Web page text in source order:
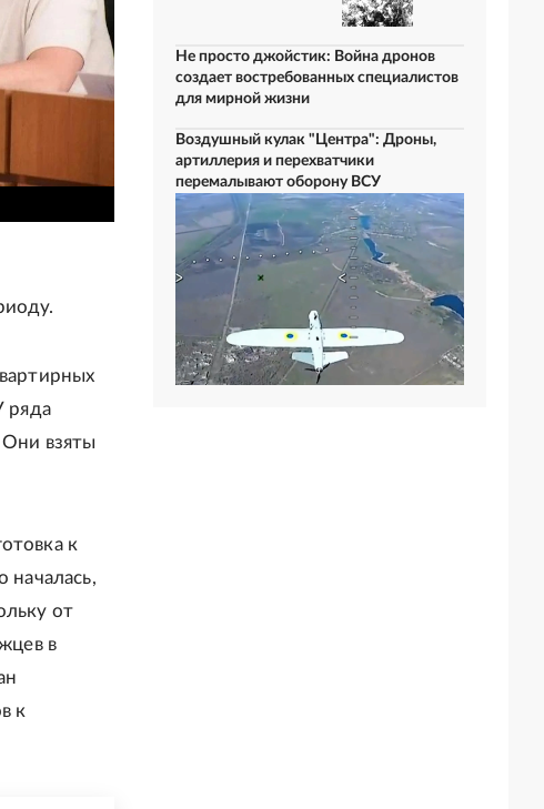
ряда
взяты
к
началась,
от
в
к
Не просто джойстик: Война дронов
создает востребованных специалистов
для мирной жизни
Воздушный кулак "Центра": Дроны,
артиллерия и перехватчики
перемалывают оборону ВСУ